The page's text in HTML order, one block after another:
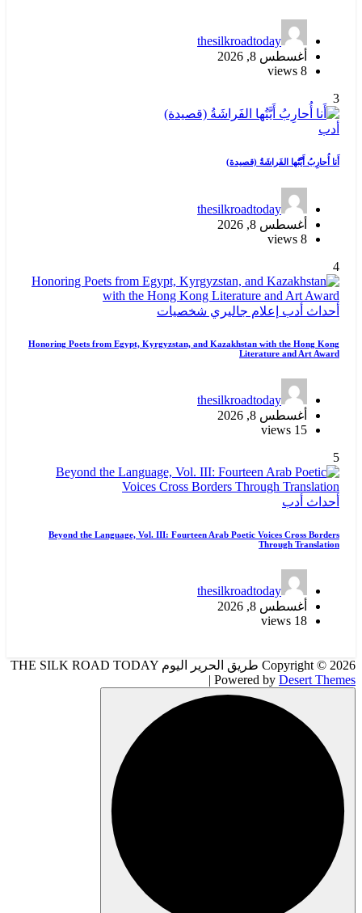
thesilkroadtoday
أغسطس 8, 2026
8 views
3
أدب
أَنا أُحارِبُ أَيَّتُها الفَراشَةُ (قصيدة)
thesilkroadtoday
أغسطس 8, 2026
8 views
4
أحداث أدب إعلام جاليري شخصيات
Honoring Poets from Egypt, Kyrgyzstan, and Kazakhstan with the Hong Kong
Literature and Art Award
thesilkroadtoday
أغسطس 8, 2026
15 views
5
أحداث أدب
Beyond the Language, Vol. III: Fourteen Arab Poetic Voices Cross Borders
Through Translation
thesilkroadtoday
أغسطس 8, 2026
18 views
Copyright © 2026 طريق الحرير اليوم THE SILK ROAD TODAY
| Powered by Desert Themes